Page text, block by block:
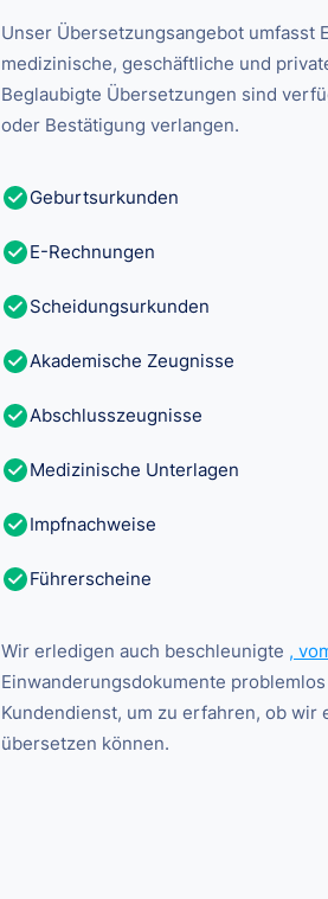
Unser Übersetzungsangebot umfasst
medizinische, geschäftliche und
Beglaubigte Übersetzungen sind
oder Bestätigung verlangen.
Geburtsurkunden
E-Rechnungen
Scheidungsurkunden
Akademische Zeugnisse
Abschlusszeugnisse
Medizinische Unterlagen
Impfnachweise
Führerscheine
Wir erledigen auch beschleunigte ,
Einwanderungsdokumente
Kundendienst, um zu erfahren, ob
übersetzen können.